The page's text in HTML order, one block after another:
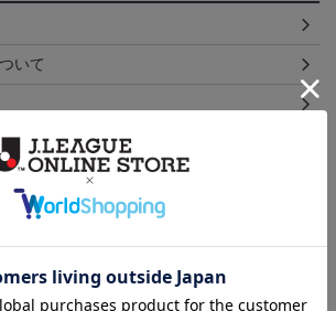
いて
ッチェ広島の2022ユニフォームを着て試合